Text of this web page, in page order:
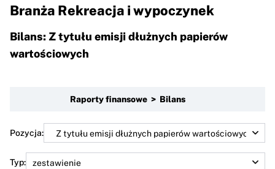
Branża Rekreacja i wypoczynek
Bilans: Z tytułu emisji dłużnych papierów
wartościowych
Raporty finansowe > Bilans
Pozycja:
Typ: